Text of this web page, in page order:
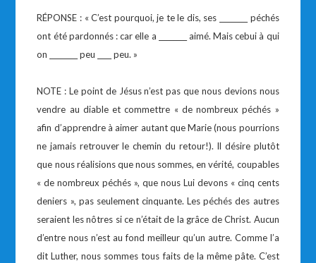
RÉPONSE : « C’est pourquoi, je te le dis, ses ________ péchés
ont été pardonnés : car elle a ________ aimé. Mais cebui à qui
on ________ peu ____ peu. »
NOTE : Le point de Jésus n’est pas que nous devions nous
vendre au diable et commettre « de nombreux péchés »
afin d’apprendre à aimer autant que Marie (nous pourrions
ne jamais retrouver le chemin du retour!). Il désire plutôt
que nous réalisions que nous sommes, en vérité, coupables
« de nombreux péchés », que nous Lui devons « cinq cents
deniers », pas seulement cinquante. Les péchés des autres
seraient les nôtres si ce n’était de la grâce de Christ. Aucun
d’entre nous n’est au fond meilleur qu’un autre. Comme l’a
dit Luther, nous sommes tous faits de la même pâte. C’est